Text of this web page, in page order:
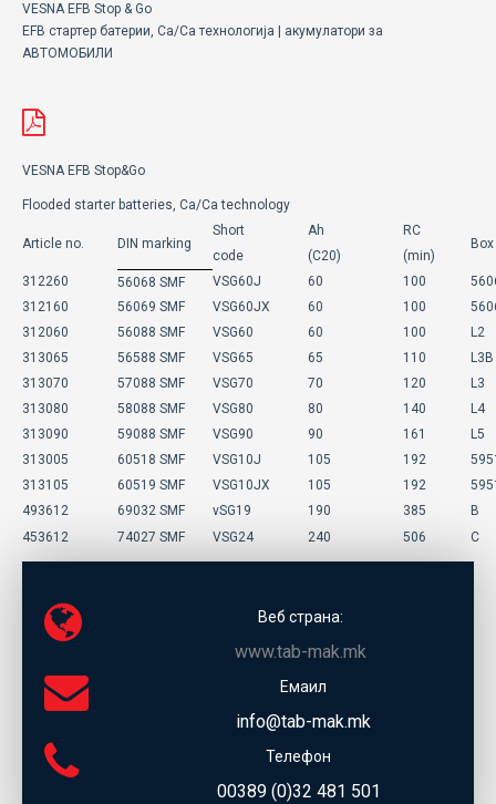
VESNA EFB Stop & Go
EFB стартер батерии, Ca/Ca технологија | акумулатори за
АВТОМОБИЛИ
VESNA EFB Stop&Go
Flooded starter batteries, Ca/Ca technology
Article no. DIN marking
Short Ah
RC
Box
code (C20)
(min)
312260
56068 SMF VSG60J 60 100
312160
56069 SMF VSG60JX 60 100
312060
56088 SMF VSG60 60 100
L2
313065
56588 SMF VSG65 65 110
L3B
313070
57088 SMF VSG70 70 120
L3
313080
58088 SMF VSG80 80 140
L4
313090
59088 SMF VSG90 90 161
L5
313005
60518 SMF VSG10J 105 192
313105
60519 SMF VSG10JX 105 192
493612
69032 SMF vSG19 190 385
B
453612
74027 SMF VSG24 240 506 C
Веб страна:
www.tab-mak.mk
Емаил
info@tab-mak.mk
Телефон
00389 (0)32 481 501